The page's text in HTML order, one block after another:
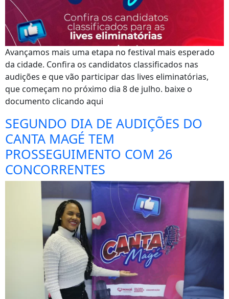
Avançamos mais uma etapa no festival mais esperado
da cidade. Confira os candidatos classificados nas
audições e que vão participar das lives eliminatórias,
que começam no próximo dia 8 de julho. baixe o
documento clicando aqui
SEGUNDO DIA DE AUDIÇÕES DO
CANTA MAGÉ TEM
PROSSEGUIMENTO COM 26
CONCORRENTES